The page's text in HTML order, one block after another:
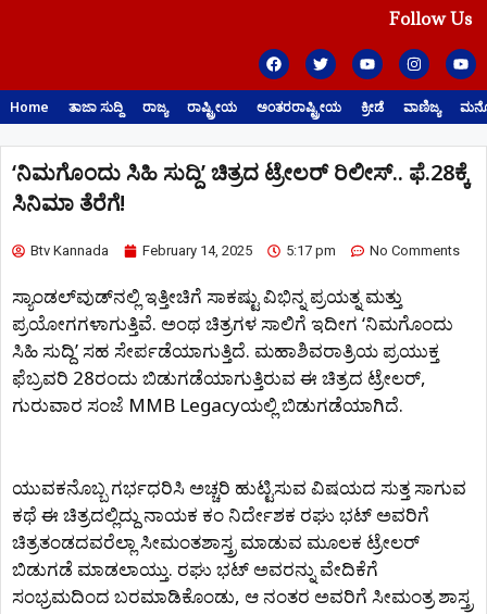
Follow Us
Home ತಾಜಾ ಸುದ್ದಿ ರಾಜ್ಯ ರಾಷ್ಟ್ರೀಯ ಅಂತರರಾಷ್ಟ್ರೀಯ ಕ್ರೀಡೆ ವಾಣಿಜ್ಯ
‘ನಿಮಗೊಂದು ಸಿಹಿ ಸುದ್ದಿ’ ಚಿತ್ರದ ಟ್ರೇಲರ್ ರಿಲೀಸ್.. ಫೆ.28ಕ್ಕೆ
ಸಿನಿಮಾ ತೆರೆಗೆ!
Btv Kannada February 14, 2025 5:17 pm No Comments
ಸ್ಯಾಂಡಲ್​​ವುಡ್​​ನಲ್ಲಿ ಇತ್ತೀಚಿಗೆ ಸಾಕಷ್ಟು ವಿಭಿನ್ನ ಪ್ರಯತ್ನ ಮತ್ತು
ಪ್ರಯೋಗಗಳಾಗುತ್ತಿವೆ. ಅಂಥ ಚಿತ್ರಗಳ ಸಾಲಿಗೆ ಇದೀಗ ‘ನಿಮಗೊಂದು
ಸಿಹಿ ಸುದ್ದಿ’ ಸಹ ಸೇರ್ಪಡೆಯಾಗುತ್ತಿದೆ. ಮಹಾಶಿವರಾತ್ರಿಯ ಪ್ರಯುಕ್ತ
ಫೆಬ್ರವರಿ 28ರಂದು ಬಿಡುಗಡೆಯಾಗುತ್ತಿರುವ ಈ ಚಿತ್ರದ ಟ್ರೇಲರ್,
ಗುರುವಾರ ಸಂಜೆ MMB Legacyಯಲ್ಲಿ ಬಿಡುಗಡೆಯಾಗಿದೆ.
ಯುವಕನೊಬ್ಬ ಗರ್ಭಧರಿಸಿ‌ ಅಚ್ಚರಿ ಹುಟ್ಟಿಸುವ ವಿಷಯದ ಸುತ್ತ ಸಾಗುವ
ಕಥೆ ಈ ಚಿತ್ರದಲ್ಲಿದ್ದು ನಾಯಕ ಕಂ ನಿರ್ದೇಶಕ ರಘು ಭಟ್‍ ಅವರಿಗೆ
ಚಿತ್ರತಂಡದವರೆಲ್ಲಾ ಸೀಮಂತಶಾಸ್ತ್ರ ಮಾಡುವ ಮೂಲಕ ಟ್ರೇಲರ್
ಬಿಡುಗಡೆ ಮಾಡಲಾಯ್ತು. ರಘು ಭಟ್‍ ಅವರನ್ನು ವೇದಿಕೆಗೆ
ಸಂಭ್ರಮದಿಂದ ಬರಮಾಡಿಕೊಂಡು, ಆ ನಂತರ ಅವರಿಗೆ ಸೀಮಂತ್ರ ಶಾಸ್ತ್ರ